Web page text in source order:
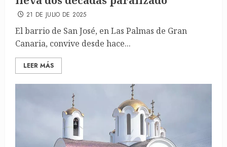
21 DE JULIO DE 2025
El barrio de San José, en Las Palmas de Gran
Canaria, convive desde hace...
LEER MÁS